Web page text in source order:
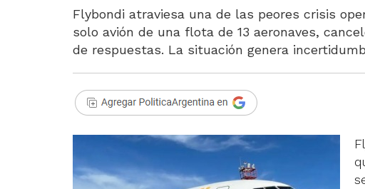
Flybondi atraviesa una de las peores crisis
solo avión de una flota de 13 aeronaves,
de respuestas. La situación genera